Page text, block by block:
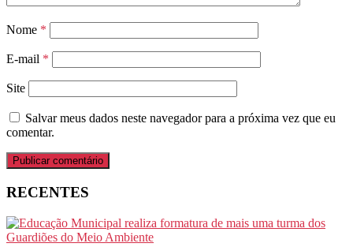
Nome *
E-mail *
Site
Salvar meus dados neste navegador para a próxima vez que eu
comentar.
RECENTES